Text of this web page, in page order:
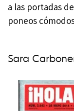
a las portadas
poneos
Sara